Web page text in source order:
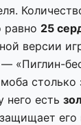
25
версии
— «Пиглин-
столько
него есть
его